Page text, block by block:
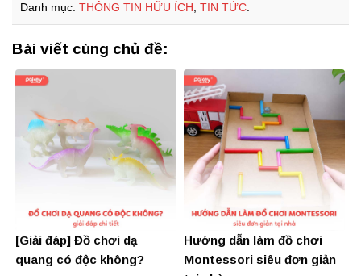
Danh mục: THÔNG TIN HỮU ÍCH, TIN TỨC.
Bài viết cùng chủ đề:
[Giải đáp] Đồ chơi dạ
quang có độc không?
Hướng dẫn làm đồ chơi
Montessori siêu đơn giản